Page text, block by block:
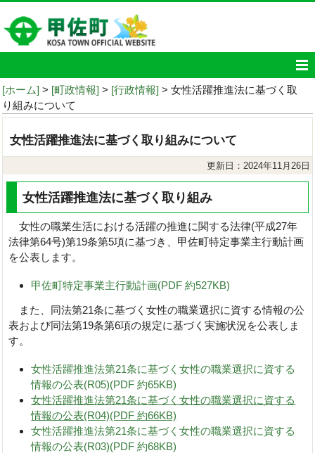
[ホーム] > [町政情報] > [行政情報] > 女性活躍推進法に基づく取
り組みについて
女性活躍推進法に基づく取り組みについて
更新日：2024年11月26日
女性活躍推進法に基づく取り組み
女性の職業生活における活躍の推進に関する法律(平成27年
法律第64号)第19条第5項に基づき、甲佐町特定事業主行動計画
を公表します。
甲佐町特定事業主行動計画(PDF 約527KB)
また、同法第21条に基づく女性の職業選択に資する情報の公
表および同法第19条第6項の規定に基づく実施状況を公表しま
す。
女性活躍推進法第21条に基づく女性の職業選択に資する
情報の公表(R05)(PDF 約65KB)
女性活躍推進法第21条に基づく女性の職業選択に資する
情報の公表(R04)(PDF 約66KB)
女性活躍推進法第21条に基づく女性の職業選択に資する
情報の公表(R03)(PDF 約68KB)